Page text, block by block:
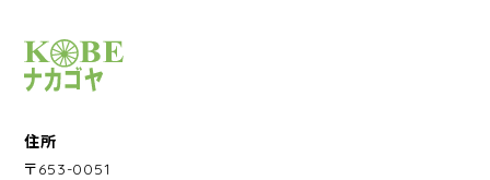
サイクルショップナカゴヤ
住所
〒653-0051